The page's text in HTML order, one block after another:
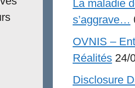
La maladie
s’aggrave…
OVNIS –
Réalités 24/
Disclosure